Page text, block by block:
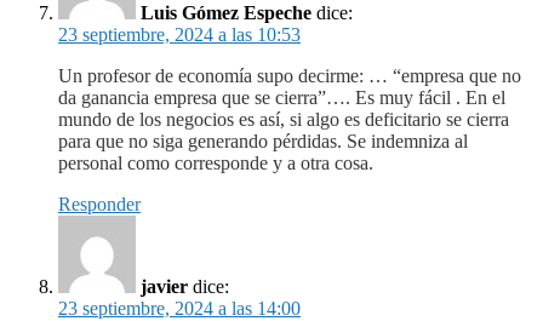
Luis Gómez Espeche dice:
23 septiembre, 2024 a las 10:53
Un profesor de economía supo decirme: … “empresa que no
da ganancia empresa que se cierra”…. Es muy fácil . En el
mundo de los negocios es así, si algo es deficitario se cierra
para que no siga generando pérdidas. Se indemniza al
personal como corresponde y a otra cosa.
Responder
javier dice:
23 septiembre, 2024 a las 14:00